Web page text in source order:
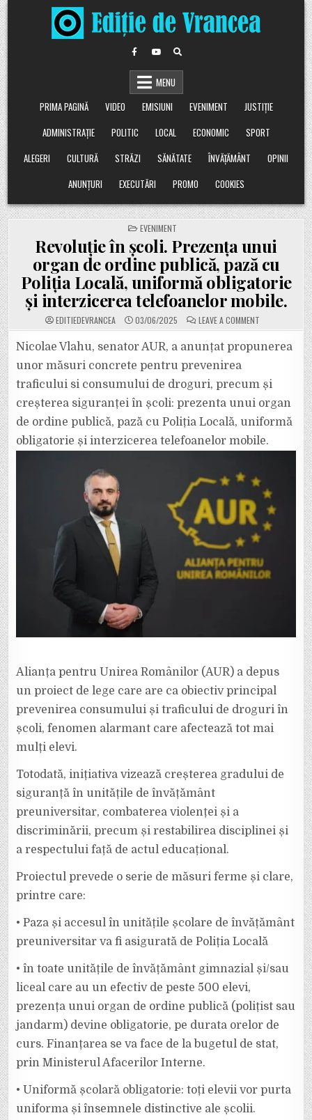
Skip
to
content
MENU
PRIMA PAGINĂ
VIDEO EMISIUNI EVENIMENT
JUSTIȚIE
ADMINISTRAȚIE
POLITIC LOCAL ECONOMIC
SPORT
ALEGERI
CULTURĂ STRĂZI SĂNĂTATE ÎNVĂȚĂMÂNT
OPINII
ANUNȚURI
EXECUTĂRI PROMO COOKIES
POSTED
IN
EVENIMENT
Revoluție în școli. Prezența unui
organ de ordine publică, pază cu
Poliția Locală, uniformă obligatorie
și interzicerea telefoanelor mobile.
EDITIEDEVRANCEA 03/06/2025 LEAVE A COMMENT
REVOLUȚIE
ȘCOLI.
PREZENȚA
ORDINE
PUBLICĂ,
PAZĂ
POLIȚIA
LOCALĂ,
UNIFORMĂ
OBLIGATORIE
ȘI
INTERZICEREA
TELEFOANELOR
MOBILE.
Nicolae Vlahu, senator AUR, a anunțat propunerea
unor măsuri concrete pentru prevenirea
traficului si consumului de droguri, precum și
creșterea siguranței în școli: prezenta unui organ
de ordine publică, pază cu Poliția Locală, uniformă
obligatorie și interzicerea telefoanelor mobile.
Alianța pentru Unirea Românilor (AUR) a depus
un proiect de lege care are ca obiectiv principal
prevenirea consumului și traficului de droguri în
școli, fenomen alarmant care afectează tot mai
mulți elevi.
Totodată, inițiativa vizează creșterea gradului de
siguranță în unitățile de învățământ
preuniversitar, combaterea violenței și a
discriminării, precum și restabilirea disciplinei și
a respectului față de actul educațional.
Proiectul prevede o serie de măsuri ferme și clare,
printre care:
•⁠ ⁠Paza și accesul în unitățile școlare de învățământ
preuniversitar va fi asigurată de Poliția Locală
•⁠ ⁠în toate unitățile de învățământ gimnazial și/sau
liceal care au un efectiv de peste 500 elevi,
prezența unui organ de ordine publică (polițist sau
jandarm) devine obligatorie, pe durata orelor de
curs. Finanțarea se va face de la bugetul de stat,
prin Ministerul Afacerilor Interne.
•⁠ ⁠Uniformă școlară obligatorie: toți elevii vor purta
uniforma și însemnele distinctive ale școlii.